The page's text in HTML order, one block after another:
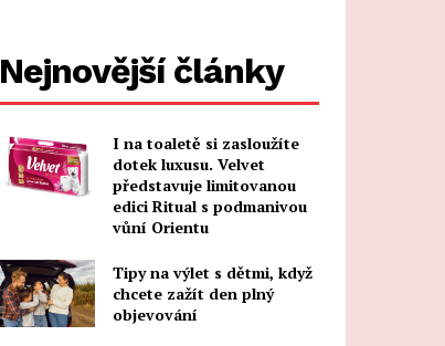
Nejnovější články
I na toaletě si zasloužíte
dotek luxusu. Velvet
představuje limitovanou
edici Ritual s podmanivou
vůní Orientu
Tipy na výlet s dětmi, když
chcete zažít den plný
objevování